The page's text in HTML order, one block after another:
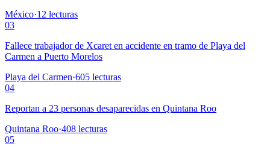
México·12 lecturas
03
Fallece trabajador de Xcaret en accidente en tramo de Playa del
Carmen a Puerto Morelos
Playa del Carmen·605 lecturas
04
Reportan a 23 personas desaparecidas en Quintana Roo
Quintana Roo·408 lecturas
05